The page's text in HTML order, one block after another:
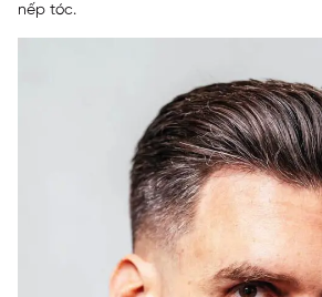
nếp tóc.